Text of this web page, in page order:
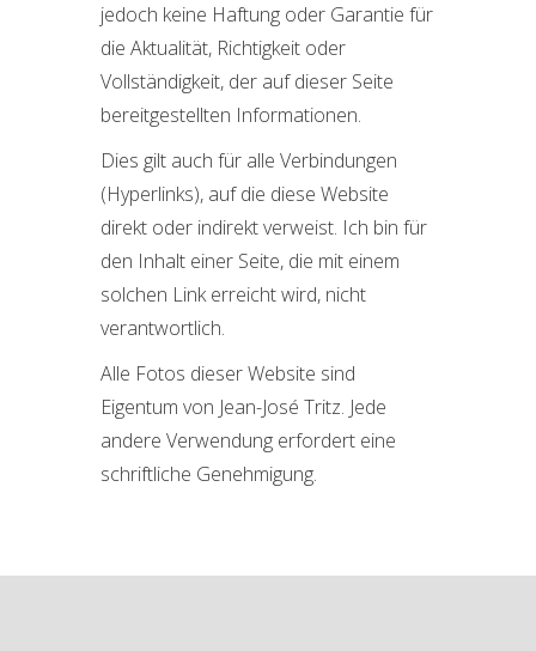
jedoch keine Haftung oder Garantie für
die Aktualität, Richtigkeit oder
Vollständigkeit, der auf dieser Seite
bereitgestellten Informationen.
Dies gilt auch für alle Verbindungen
(Hyperlinks), auf die diese Website
direkt oder indirekt verweist. Ich bin für
den Inhalt einer Seite, die mit einem
solchen Link erreicht wird, nicht
verantwortlich.
Alle Fotos dieser Website sind
Eigentum von Jean-José Tritz. Jede
andere Verwendung erfordert eine
schriftliche Genehmigung.